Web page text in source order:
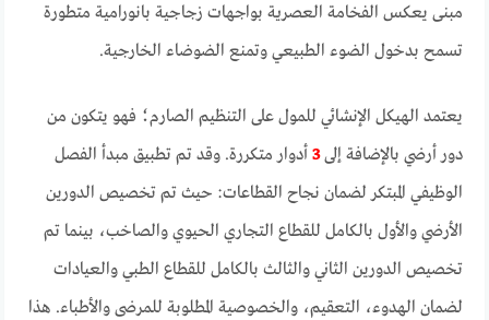
مبنى يعكس الفخامة العصرية بواجهات زجاجية بانورامية متطورة
تسمح بدخول الضوء الطبيعي وتمنع الضوضاء الخارجية.
يعتمد الهيكل الإنشائي للمول على التنظيم الصارم؛ فهو يتكون من
دور أرضي بالإضافة إلى3 أدوار متكررة. وقد تم تطبيق مبدأ الفصل
الوظيفي المبتكر لضمان نجاح القطاعات: حيث تم تخصيص الدورين
الأرضي والأول بالكامل للقطاع التجاري الحيوي والصاخب، بينما تم
تخصيص الدورين الثاني والثالث بالكامل للقطاع الطبي والعيادات
لضمان الهدوء، التعقيم، والخصوصية المطلوبة للمرضى والأطباء. هذا